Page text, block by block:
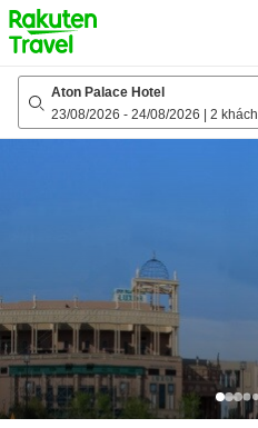
to
top
page
Aton Palace Hotel
23/08/2026 - 24/08/2026 2 khách